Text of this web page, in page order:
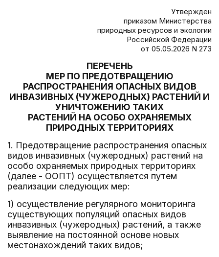
Утвержден
приказом Министерства
природных ресурсов и экологии
Российской Федерации
от 05.05.2026 N 273
ПЕРЕЧЕНЬ
МЕР ПО ПРЕДОТВРАЩЕНИЮ
РАСПРОСТРАНЕНИЯ ОПАСНЫХ ВИДОВ
ИНВАЗИВНЫХ (ЧУЖЕРОДНЫХ) РАСТЕНИЙ И
УНИЧТОЖЕНИЮ ТАКИХ
РАСТЕНИЙ НА ОСОБО ОХРАНЯЕМЫХ
ПРИРОДНЫХ ТЕРРИТОРИЯХ
1. Предотвращение распространения опасных
видов инвазивных (чужеродных) растений на
особо охраняемых природных территориях
(далее - ООПТ) осуществляется путем
реализации следующих мер:
1) осуществление регулярного мониторинга
существующих популяций опасных видов
инвазивных (чужеродных) растений, а также
выявление на постоянной основе новых
местонахождений таких видов;